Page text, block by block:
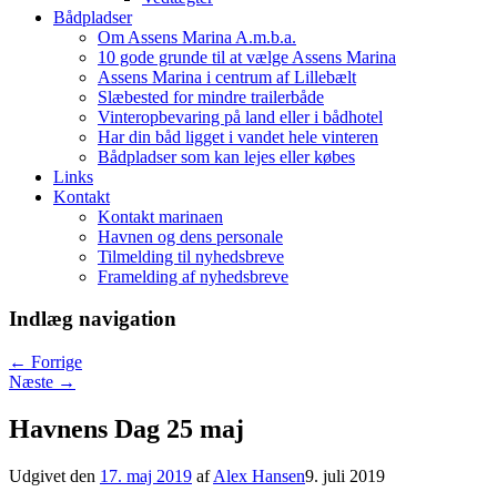
Bådpladser
Om Assens Marina A.m.b.a.
10 gode grunde til at vælge Assens Marina
Assens Marina i centrum af Lillebælt
Slæbested for mindre trailerbåde
Vinteropbevaring på land eller i bådhotel
Har din båd ligget i vandet hele vinteren
Bådpladser som kan lejes eller købes
Links
Kontakt
Kontakt marinaen
Havnen og dens personale
Tilmelding til nyhedsbreve
Framelding af nyhedsbreve
Indlæg navigation
← Forrige
Næste →
Havnens Dag 25 maj
Udgivet den 17. maj 2019 afAlex Hansen9. juli 2019